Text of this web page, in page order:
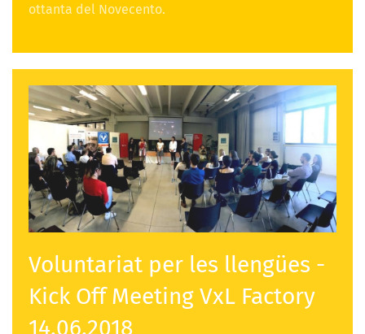
ottanta del Novecento.
Voluntariat per les llengües -
Kick Off Meeting VxL Factory
14.06.2018